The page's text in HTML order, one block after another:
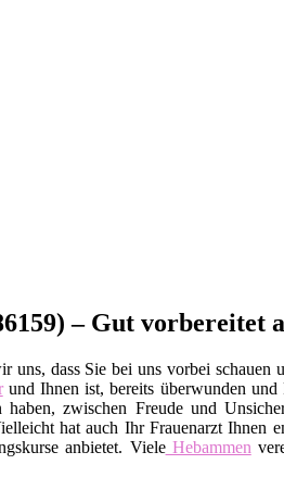
– Gut vorbereitet
uns, dass Sie bei uns vorbei schauen
und Ihnen ist, bereits überwunden und
zwischen Freude und
hat auch Ihr Frauenarzt Ihnen
anbietet. VieleHebammen